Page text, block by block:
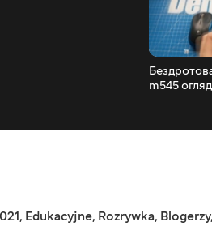
m545
, Edukacyjne, Rozrywka, Blogerzy,